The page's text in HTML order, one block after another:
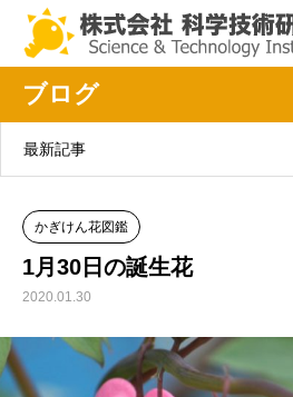
ブログ
最新記事
かぎけん花図鑑
1月30日の誕生花
2020.01.30